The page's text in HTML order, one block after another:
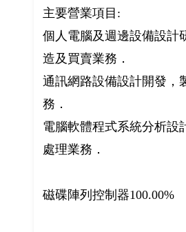
主要營業項目:
個人電腦及週邊設備設計
造及買賣業務．
通訊網路設備設計開發，
務．
電腦軟體程式系統分析設
處理業務．
磁碟陣列控制器100.00%